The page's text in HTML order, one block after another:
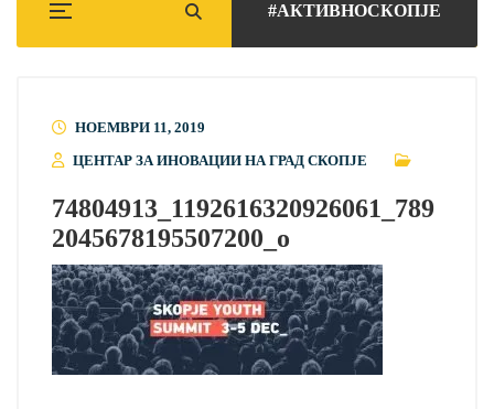
#АКТИВНОСКОПЈЕ
НОЕМВРИ 11, 2019
ЦЕНТАР ЗА ИНОВАЦИИ НА ГРАД СКОПЈЕ
74804913_1192616320926061_789
2045678195507200_o